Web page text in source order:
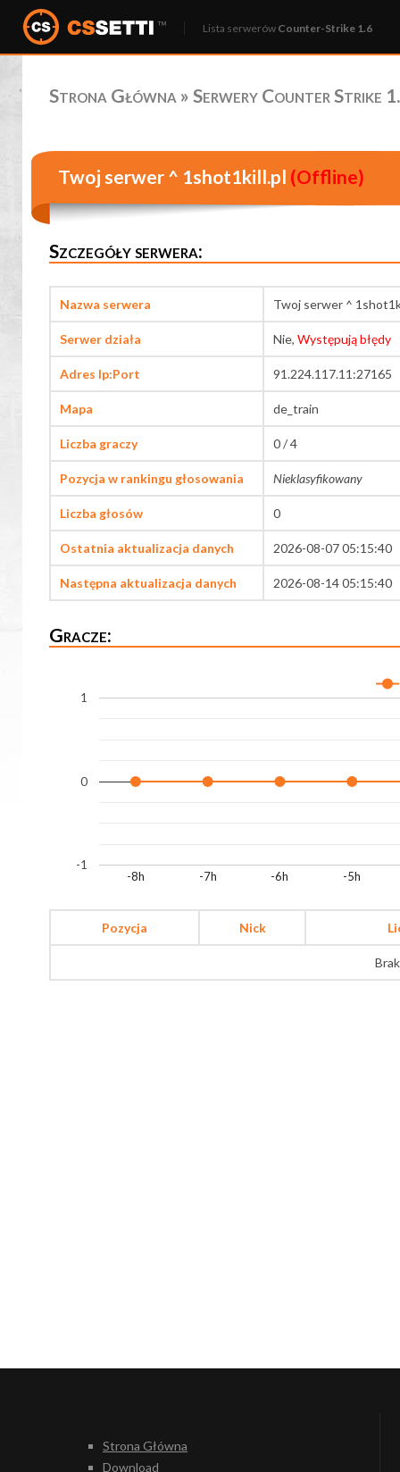
Lista serwerów Counter-Strike 1.6
Strona Główna » Serwery Counter Strike
Twoj serwer ^ 1shot1kill.pl (Offline)
Szczegóły serwera:
Nazwa serwera Twoj serwer ^
Serwer działa Nie, Występują błędy
Adres Ip:Port 91.224.117.11:27165
Mapa de_train
Liczba graczy 0 / 4
Pozycja w rankingu głosowania Nieklasyfikowany
Liczba głosów 0
Ostatnia aktualizacja danych 2026-08-07 05:15:40
Następna aktualizacja danych 2026-08-14 05:15:40
Gracze:
-8h -7h -6h -5h
-1
0
1
Pozycja Nick
Strona Główna
Download